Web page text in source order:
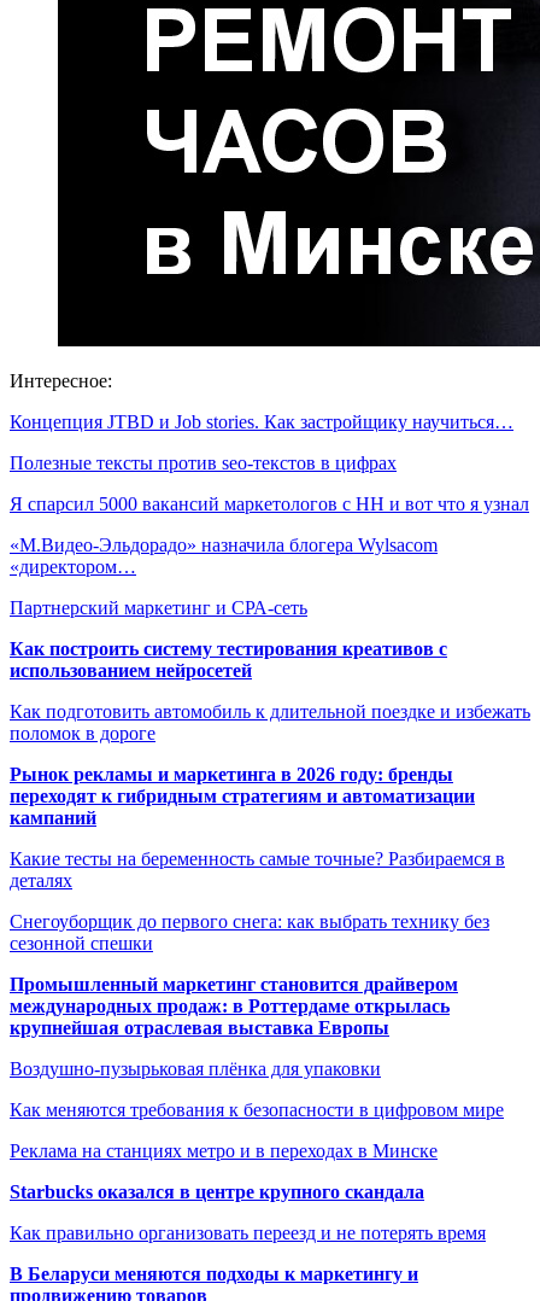
Интересное:
Концепция JTBD и Job stories. Как застройщику научиться…
Полезные тексты против seo-текстов в цифрах
Я спарсил 5000 вакансий маркетологов с HH и вот что я узнал
«М.Видео-Эльдорадо» назначила блогера Wylsacom
«директором…
Партнерский маркетинг и СРА-сеть
Как построить систему тестирования креативов с
использованием нейросетей
Как подготовить автомобиль к длительной поездке и избежать
поломок в дороге
Рынок рекламы и маркетинга в 2026 году: бренды
переходят к гибридным стратегиям и автоматизации
кампаний
Какие тесты на беременность самые точные? Разбираемся в
деталях
Снегоуборщик до первого снега: как выбрать технику без
сезонной спешки
Промышленный маркетинг становится драйвером
международных продаж: в Роттердаме открылась
крупнейшая отраслевая выставка Европы
Воздушно-пузырьковая плёнка для упаковки
Как меняются требования к безопасности в цифровом мире
Реклама на станциях метро и в переходах в Минске
Starbucks оказался в центре крупного скандала
Как правильно организовать переезд и не потерять время
В Беларуси меняются подходы к маркетингу и
продвижению товаров